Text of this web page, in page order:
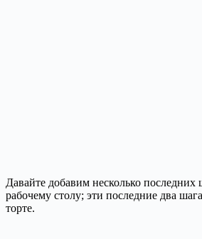
Давайте добавим несколько
рабочему столу; эти последние два
торте.